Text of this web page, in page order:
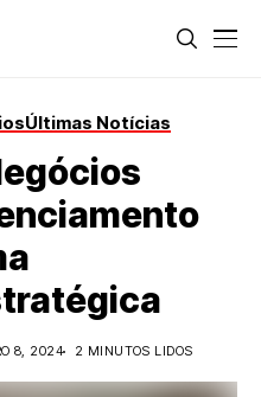
Últimas Notícias
8, 2024
2 MINUTOS LIDOS